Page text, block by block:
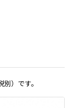
）です。